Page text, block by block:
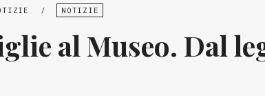
/ NOTIZIE
al Museo. Dal